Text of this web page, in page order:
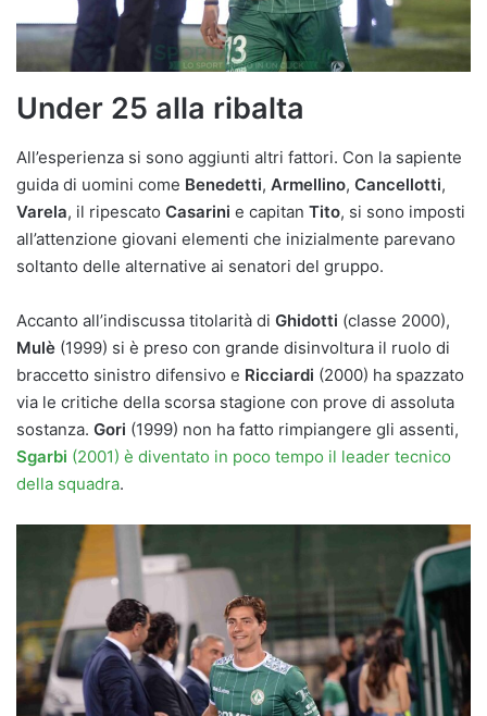
Under 25 alla ribalta
All’esperienza si sono aggiunti altri fattori. Con la sapiente
guida di uomini come Benedetti, Armellino, Cancellotti,
Varela, il ripescato Casarini e capitan Tito, si sono imposti
all’attenzione giovani elementi che inizialmente parevano
soltanto delle alternative ai senatori del gruppo.
Accanto all’indiscussa titolarità di Ghidotti (classe 2000),
Mulè (1999) si è preso con grande disinvoltura il ruolo di
braccetto sinistro difensivo e Ricciardi (2000) ha spazzato
via le critiche della scorsa stagione con prove di assoluta
sostanza. Gori (1999) non ha fatto rimpiangere gli assenti,
Sgarbi (2001) è diventato in poco tempo il leader tecnico
della squadra.